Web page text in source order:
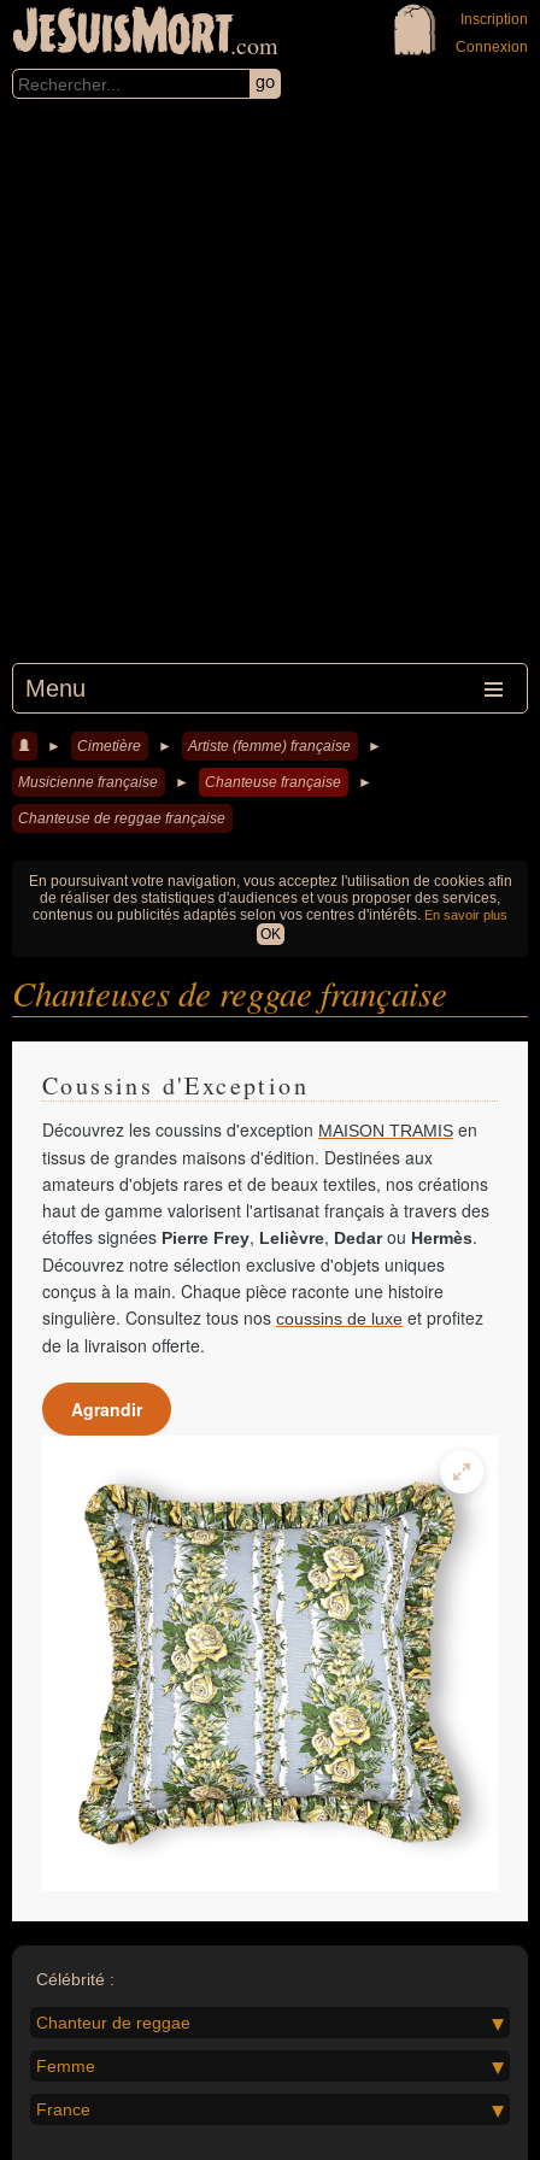
JeSuisMort.com
Menu
Inscription
Connexion
► Cimetière ► Artiste (femme) française ►
Musicienne française ► Chanteuse française ►
Chanteuse de reggae française
En poursuivant votre navigation, vous acceptez l'utilisation de cookies afin
de réaliser des statistiques d'audiences et vous proposer des services,
contenus ou publicités adaptés selon vos centres d'intérêts. En savoir plus
OK
Chanteuses de reggae française
Coussins d'Exception
Découvrez les coussins d'exception MAISON TRAMIS en
tissus de grandes maisons d'édition. Destinées aux
amateurs d'objets rares et de beaux textiles, nos créations
haut de gamme valorisent l'artisanat français à travers des
étoffes signées Pierre Frey, Lelièvre, Dedarou Hermès.
Découvrez notre sélection exclusive d'objets uniques
conçus à la main. Chaque pièce raconte une histoire
singulière. Consultez tous nos coussins de luxe et profitez
de la livraison offerte.
Agrandir
Célébrité :
Chanteur de reggae
Femme
France